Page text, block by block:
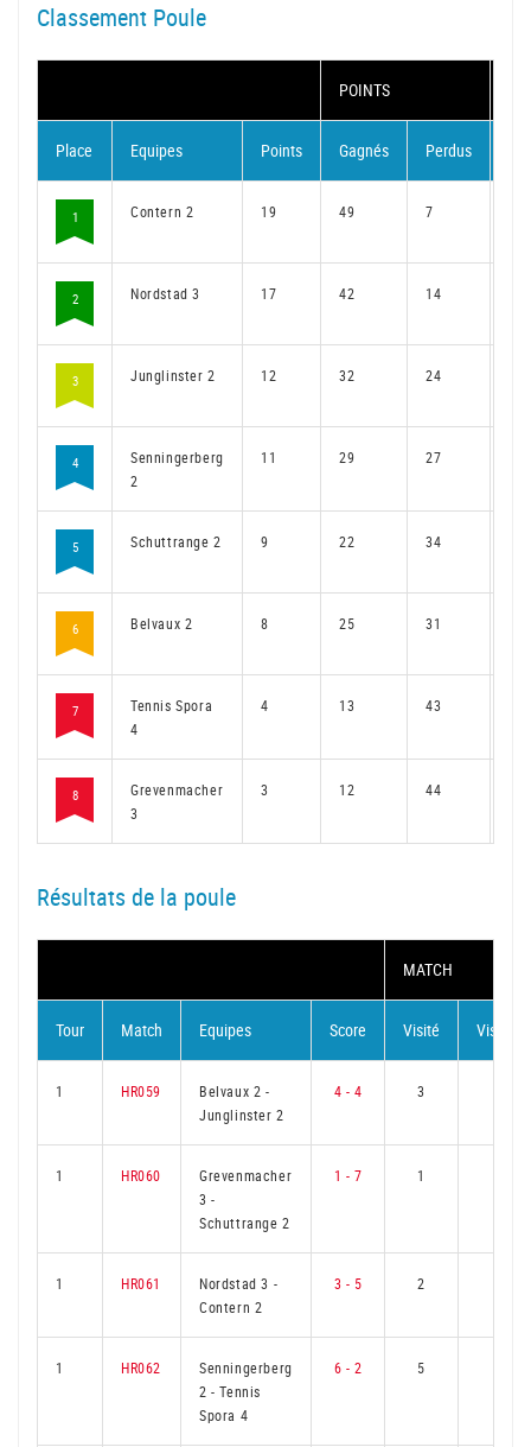
Classement Poule
POINTS
Place Equipes Points Gagnés Perdus
1 Contern 2 19 49 7
2 Nordstad 3 17 42 14
3 Junglinster 2 12 32 24
4
Senningerberg
2
11 29 27
5 Schuttrange 2 9 22 34
6 Belvaux 2 8 25 31
7
Tennis Spora
4
4 13 43
8
Grevenmacher
3
3 12 44
Résultats de la poule
MATCH
Tour Match Equipes Score Visité Visiteur
1 HR059 Belvaux 2 -
Junglinster 2
4 - 4 3
1 HR060
Grevenmacher
3-
Schuttrange 2
1 - 7 1
1 HR061 Nordstad 3 -
Contern 2
3 - 5 2
1 HR062
Senningerberg
2-Tennis
Spora 4
6 - 2 5